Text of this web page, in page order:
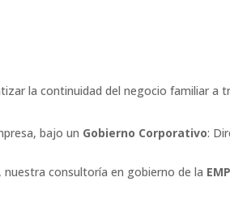
la continuidad del negocio familiar a
bajo un Gobierno Corporativo:
consultoría en gobierno de la